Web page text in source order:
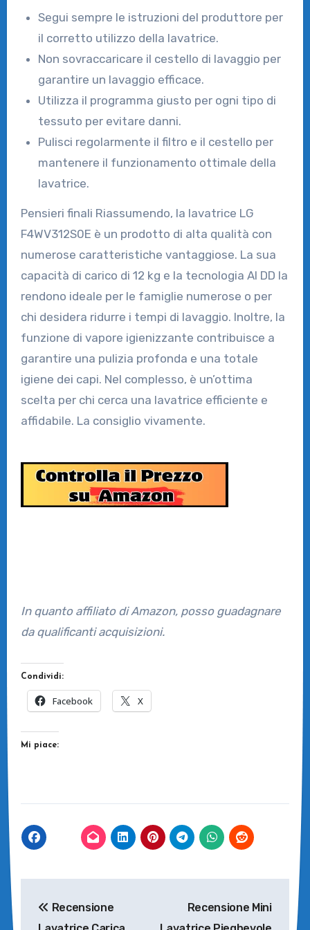
Segui sempre le istruzioni del produttore per
il corretto utilizzo della lavatrice.
Non sovraccaricare il cestello di lavaggio per
garantire un lavaggio efficace.
Utilizza il programma giusto per ogni tipo di
tessuto per evitare danni.
Pulisci regolarmente il filtro e il cestello per
mantenere il funzionamento ottimale della
lavatrice.
Pensieri finali Riassumendo, la lavatrice LG
F4WV312S0E è un prodotto di alta qualità con
numerose caratteristiche vantaggiose. La sua
capacità di carico di 12 kg e la tecnologia AI DD la
rendono ideale per le famiglie numerose o per
chi desidera ridurre i tempi di lavaggio. Inoltre, la
funzione di vapore igienizzante contribuisce a
garantire una pulizia profonda e una totale
igiene dei capi. Nel complesso, è un’ottima
scelta per chi cerca una lavatrice efficiente e
affidabile. La consiglio vivamente.
In quanto affiliato di Amazon, posso guadagnare
da qualificanti acquisizioni.
Condividi:
Facebook X
Mi piace:
articoli
Recensione
Recensione Mini